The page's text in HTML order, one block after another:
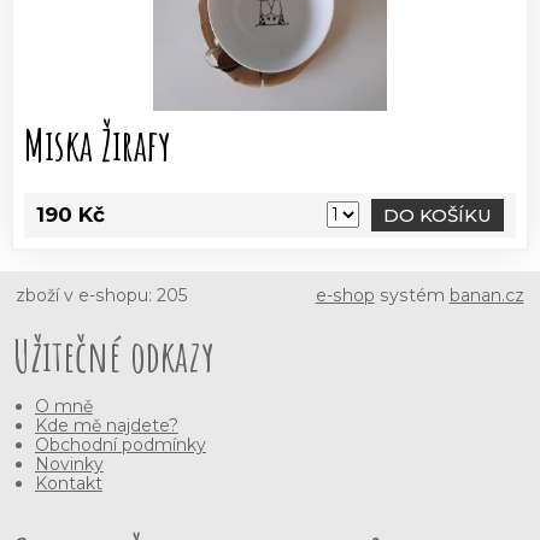
Miska Žirafy
190 Kč DO KOŠÍKU
zboží v e-shopu: 205 e-shop systém banan.cz
Užitečné odkazy
O mně
Kde mě najdete?
Obchodní podmínky
Novinky
Kontakt